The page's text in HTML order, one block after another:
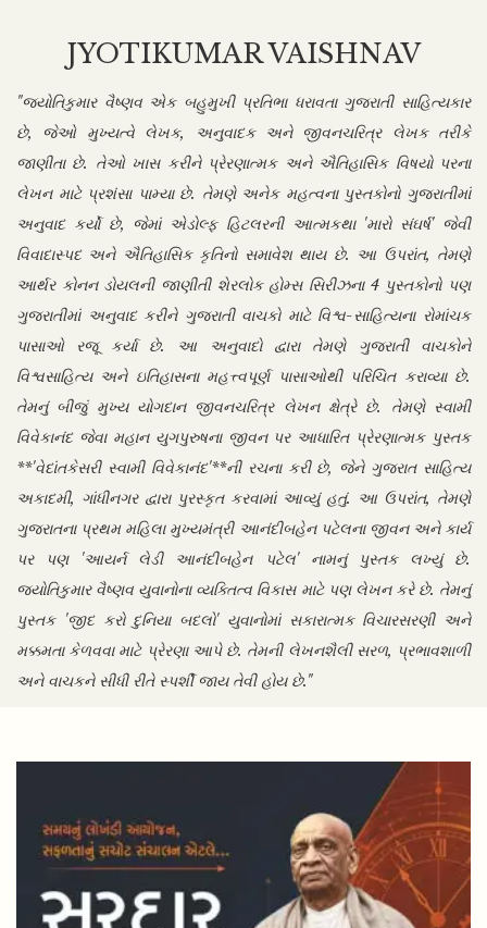
JYOTIKUMAR VAISHNAV
"જ્યોતિકુમાર વૈષ્ણવ એક બહુમુખી પ્રતિભા ધરાવતા ગુજરાતી સાહિત્યકાર
છે, જેઓ મુખ્યત્વે લેખક, અનુવાદક અને જીવનચરિત્ર લેખક તરીકે
જાણીતા છે. તેઓ ખાસ કરીને પ્રેરણાત્મક અને ઐતિહાસિક વિષયો પરના
લેખન માટે પ્રશંસા પામ્યા છે. તેમણે અનેક મહત્વના પુસ્તકોનો ગુજરાતીમાં
અનુવાદ કર્યો છે, જેમાં એડોલ્ફ હિટલરની આત્મકથા 'મારો સંઘર્ષ' જેવી
વિવાદાસ્પદ અને ઐતિહાસિક કૃતિનો સમાવેશ થાય છે. આ ઉપરાંત, તેમણે
આર્થર કોનન ડોયલની જાણીતી શેરલોક હોમ્સ સિરીઝના 4 પુસ્તકોનો પણ
ગુજરાતીમાં અનુવાદ કરીને ગુજરાતી વાચકો માટે વિશ્વ-સાહિત્યના રોમાંચક
પાસાઓ રજૂ કર્યા છે. આ અનુવાદો દ્વારા તેમણે ગુજરાતી વાચકોને
વિશ્વસાહિત્ય અને ઇતિહાસના મહત્ત્વપૂર્ણ પાસાઓથી પરિચિત કરાવ્યા છે.
તેમનું બીજું મુખ્ય યોગદાન જીવનચરિત્ર લેખન ક્ષેત્રે છે. તેમણે સ્વામી
વિવેકાનંદ જેવા મહાન યુગપુરુષના જીવન પર આધારિત પ્રેરણાત્મક પુસ્તક
**'વેદાંતકેસરી સ્વામી વિવેકાનંદ'**ની રચના કરી છે, જેને ગુજરાત સાહિત્ય
અકાદમી, ગાંધીનગર દ્વારા પુરસ્કૃત કરવામાં આવ્યું હતું. આ ઉપરાંત, તેમણે
ગુજરાતના પ્રથમ મહિલા મુખ્યમંત્રી આનંદીબહેન પટેલના જીવન અને કાર્ય
પર પણ 'આયર્ન લેડી આનંદીબહેન પટેલ' નામનું પુસ્તક લખ્યું છે.
જ્યોતિકુમાર વૈષ્ણવ યુવાનોના વ્યક્તિત્વ વિકાસ માટે પણ લેખન કરે છે. તેમનું
પુસ્તક 'જીદ કરો દુનિયા બદલો' યુવાનોમાં સકારાત્મક વિચારસરણી અને
મક્કમતા કેળવવા માટે પ્રેરણા આપે છે. તેમની લેખનશૈલી સરળ, પ્રભાવશાળી
અને વાચકને સીધી રીતે સ્પર્શી જાય તેવી હોય છે."